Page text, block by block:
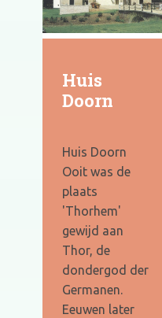
Huis
Doorn
Huis Doorn
Ooit was de
plaats
'Thorhem'
gewijd aan
Thor, de
dondergod der
Germanen.
Eeuwen later